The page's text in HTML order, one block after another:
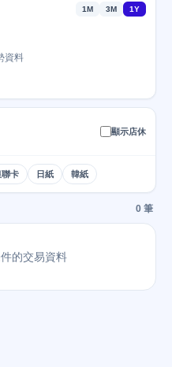
1M 3M 1Y
資料
顯示店休
聯卡 日紙 韓紙
0 筆
的交易資料